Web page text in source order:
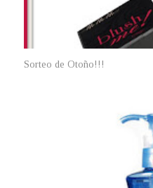
Sorteo de Otoño!!!